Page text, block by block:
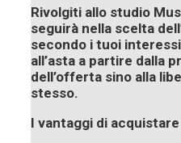
Rivolgiti allo studio
seguirà nella scelta
secondo i tuoi
all’asta a partire dalla
dell’offerta sino alla
stesso.
I vantaggi di acquistare